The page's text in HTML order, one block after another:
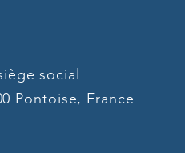
social
Pontoise, France